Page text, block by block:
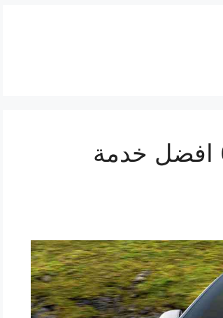
مراكز صيانة اوتلاندر 69622745 افضل خدمة